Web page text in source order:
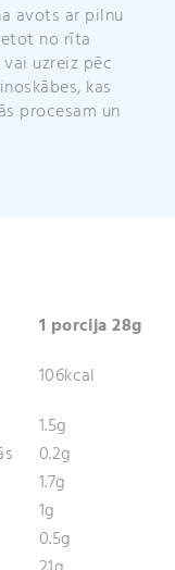
avots ar pilnu
no rīta
uzreiz pēc
kas
procesam un
1 porcija 28g
106kcal
1.5g
0.2g
1.7g
1g
0.5g